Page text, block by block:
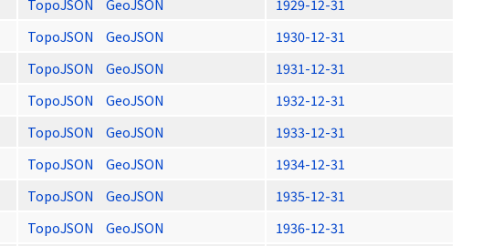
TopoJSON GeoJSON
1929-12-31
TopoJSON GeoJSON
1930-12-31
TopoJSON GeoJSON
1931-12-31
TopoJSON GeoJSON
1932-12-31
TopoJSON GeoJSON
1933-12-31
TopoJSON GeoJSON
1934-12-31
TopoJSON GeoJSON
1935-12-31
TopoJSON GeoJSON
1936-12-31